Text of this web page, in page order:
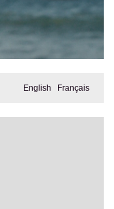
English Français